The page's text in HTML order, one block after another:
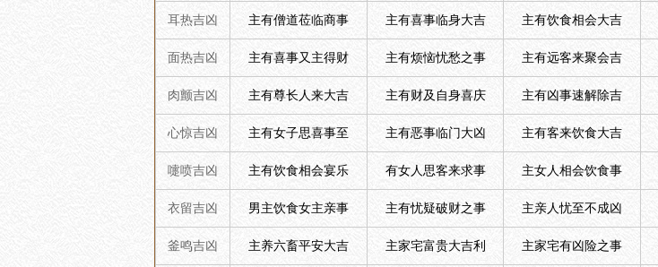
耳热吉凶 主有僧道莅临商事 主有喜事临身大吉 主有饮食相会大吉
面热吉凶 主有喜事又主得财 主有烦恼忧愁之事 主有远客来聚会吉
肉颤吉凶 主有尊长人来大吉 主有财及自身喜庆 主有凶事速解除吉
心惊吉凶 主有女子思喜事至 主有恶事临门大凶 主有客来饮食大吉
嚏喷吉凶 主有饮食相会宴乐 有女人思客来求事 主女人相会饮食事
衣留吉凶 男主饮食女主亲事 主有忧疑破财之事 主亲人忧至不成凶
釜鸣吉凶 主养六畜平安大吉 主家宅富贵大吉利 主家宅有凶险之事